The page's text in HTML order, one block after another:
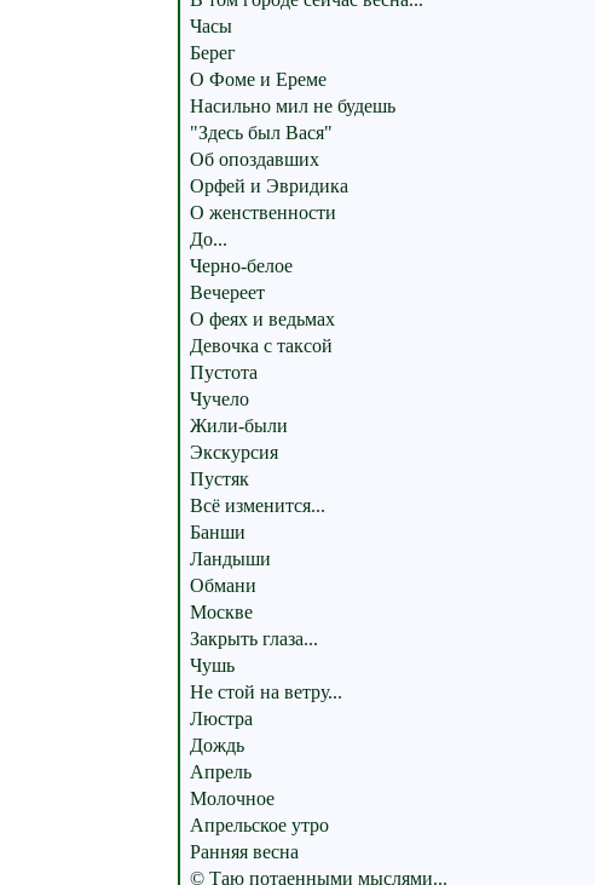
Часы
Берег
О Фоме и Ереме
Насильно мил не будешь
"Здесь был Вася"
Об опоздавших
Орфей и Эвридика
О женственности
До...
Черно-белое
Вечереет
О феях и ведьмах
Девочка с таксой
Пустота
Чучело
Жили-были
Экскурсия
Пустяк
Всё изменится...
Банши
Ландыши
Обмани
Москве
Закрыть глаза...
Чушь
Не стой на ветру...
Люстра
Дождь
Апрель
Молочное
Апрельское утро
Ранняя весна
© Таю потаенными мыслями...